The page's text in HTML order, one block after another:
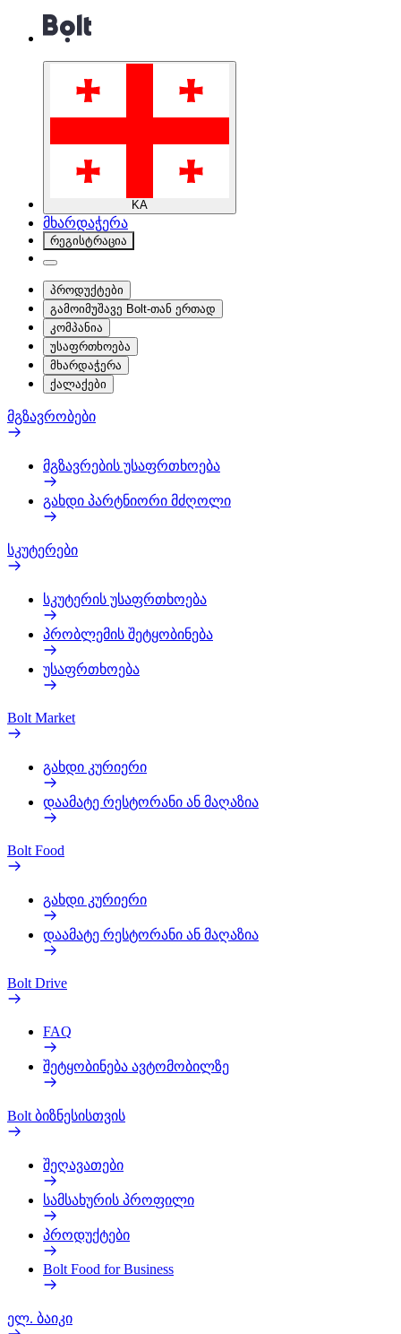
KA
მხარდაჭერა
რეგისტრაცია
პროდუქტები
გამოიმუშავე Bolt-თან ერთად
კომპანია
უსაფრთხოება
მხარდაჭერა
ქალაქები
მგზავრობები
მგზავრების უსაფრთხოება
გახდი პარტნიორი მძღოლი
სკუტერები
სკუტერის უსაფრთხოება
პრობლემის შეტყობინება
უსაფრთხოება
Bolt Market
გახდი კურიერი
დაამატე რესტორანი ან მაღაზია
Bolt Food
გახდი კურიერი
დაამატე რესტორანი ან მაღაზია
Bolt Drive
FAQ
შეტყობინება ავტომობილზე
Bolt ბიზნესისთვის
შეღავათები
სამსახურის პროფილი
პროდუქტები
Bolt Food for Business
ელ. ბაიკი